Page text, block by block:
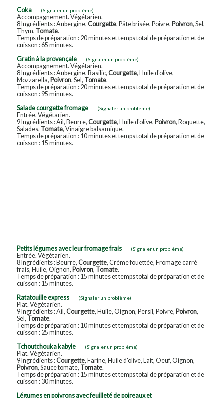
Coka
(Signaler un problème)
Accompagnement. Végétarien.
8 Ingrédients : Aubergine, Courgette, Pâte brisée, Poivre, Poivron, Sel,
Thym, Tomate.
Temps de préparation : 20 minutes et temps total de préparation et de
cuisson : 65 minutes.
Gratin à la provençale
(Signaler un problème)
Accompagnement. Végétarien.
8 Ingrédients : Aubergine, Basilic, Courgette, Huile d'olive,
Mozzarella, Poivron, Sel, Tomate.
Temps de préparation : 20 minutes et temps total de préparation et de
cuisson : 95 minutes.
Salade courgette fromage
(Signaler un problème)
Entrée. Végétarien.
9 Ingrédients : Ail, Beurre, Courgette, Huile d'olive, Poivron, Roquette,
Salades, Tomate, Vinaigre balsamique.
Temps de préparation : 10 minutes et temps total de préparation et de
cuisson : 15 minutes.
Petits légumes avec leur fromage frais (Signaler un problème)
Entrée. Végétarien.
8 Ingrédients : Beurre, Courgette, Crème fouettée, Fromage carré
frais, Huile, Oignon, Poivron, Tomate.
Temps de préparation : 15 minutes et temps total de préparation et de
cuisson : 15 minutes.
Ratatouille express
(Signaler un problème)
Plat. Végétarien.
9 Ingrédients : Ail, Courgette, Huile, Oignon, Persil, Poivre, Poivron,
Sel, Tomate.
Temps de préparation : 10 minutes et temps total de préparation et de
cuisson : 25 minutes.
Tchoutchouka kabyle
(Signaler un problème)
Plat. Végétarien.
9 Ingrédients :Courgette, Farine, Huile d'olive, Lait, Oeuf, Oignon,
Poivron, Sauce tomate, Tomate.
Temps de préparation : 15 minutes et temps total de préparation et de
cuisson : 30 minutes.
Légumes en poivrons avec feuilleté de poireaux et